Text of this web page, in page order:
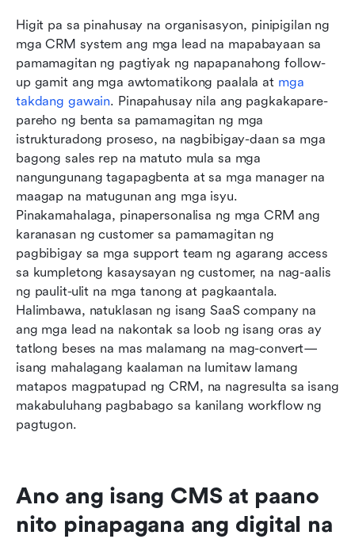
Higit pa sa pinahusay na organisasyon, pinipigilan ng
mga CRM system ang mga lead na mapabayaan sa
pamamagitan ng pagtiyak ng napapanahong follow-
up gamit ang mga awtomatikong paalala at mga
takdang gawain. Pinapahusay nila ang pagkakapare-
pareho ng benta sa pamamagitan ng mga
istrukturadong proseso, na nagbibigay-daan sa mga
bagong sales rep na matuto mula sa mga
nangungunang tagapagbenta at sa mga manager na
maagap na matugunan ang mga isyu.
Pinakamahalaga, pinapersonalisa ng mga CRM ang
karanasan ng customer sa pamamagitan ng
pagbibigay sa mga support team ng agarang access
sa kumpletong kasaysayan ng customer, na nag-aalis
ng paulit-ulit na mga tanong at pagkaantala.
Halimbawa, natuklasan ng isang SaaS company na
ang mga lead na nakontak sa loob ng isang oras ay
tatlong beses na mas malamang na mag-convert—
isang mahalagang kaalaman na lumitaw lamang
matapos magpatupad ng CRM, na nagresulta sa isang
makabuluhang pagbabago sa kanilang workflow ng
pagtugon.
Ano ang isang CMS at paano
nito pinapagana ang digital na